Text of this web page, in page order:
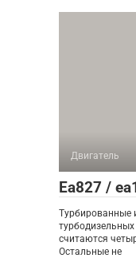
Двигатель
Ea827 /
Турбированные
считаются
Остальные не